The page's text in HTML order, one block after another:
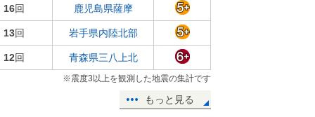
16回 鹿児島県薩摩
13回 岩手県内陸北部
12回 青森県三八上北
※震度3以上を観測した地震の集計です
もっと見る